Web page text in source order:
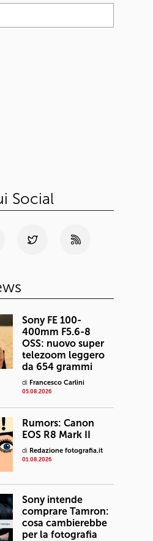
Social
Sony FE 100-
400mm F5.6-8
OSS: nuovo super
telezoom leggero
da 654 grammi
di Francesco Carlini
05.08.2026
Rumors: Canon
EOS R8 Mark II
di Redazione fotografia.it
01.08.2026
Sony intende
comprare Tamron:
cosa cambierebbe
per la fotografia